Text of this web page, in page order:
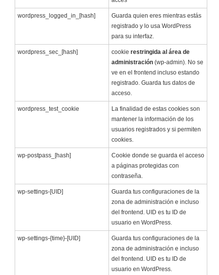
wordpress_logged_in_[hash]
Guarda quien eres mientras estás
registrado y lo usa WordPress
para su interfaz.
wordpress_sec_[hash] cookie restringida al área de
administración (wp-admin). No se
ve en el frontend incluso estando
registrado. Guarda tus datos de
acceso.
wordpress_test_cookie
La finalidad de estas cookies son
mantener la información de los
usuarios registrados y si permiten
cookies.
wp-postpass_[hash]
Cookie donde se guarda el acceso
a páginas protegidas con
contraseña.
wp-settings-[UID]
Guarda tus configuraciones de la
zona de administración e incluso
del frontend. UID es tu ID de
usuario en WordPress.
wp-settings-{time}-[UID]
Guarda tus configuraciones de la
zona de administración e incluso
del frontend. UID es tu ID de
usuario en WordPress.